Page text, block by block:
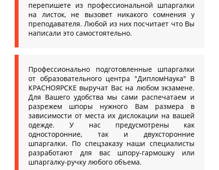
перепишете из профессиональной шпаргалки
на листок, не вызовет никакого сомнения у
преподавателя. Любой из них посчитает что Вы
написали это самостоятельно.
Профессионально подготовленные шпаргалки
от образовательного центра "ДипломНаука" В
КРАСНОЯРСКЕ выручат Вас на любом экзамене.
Для Вашего удобства мы сами распечатаем и
разрежем шпоры нужного Вам размера в
зависимости от места их дислокации на вашей
одежде. У нас предусмотрены как
односторонние, так и двухсторонние
шпаргалки. По спецзаказу наши специалисты
разработают для вас шпору-гармошку или
шпаргалку-ручку любого объема.